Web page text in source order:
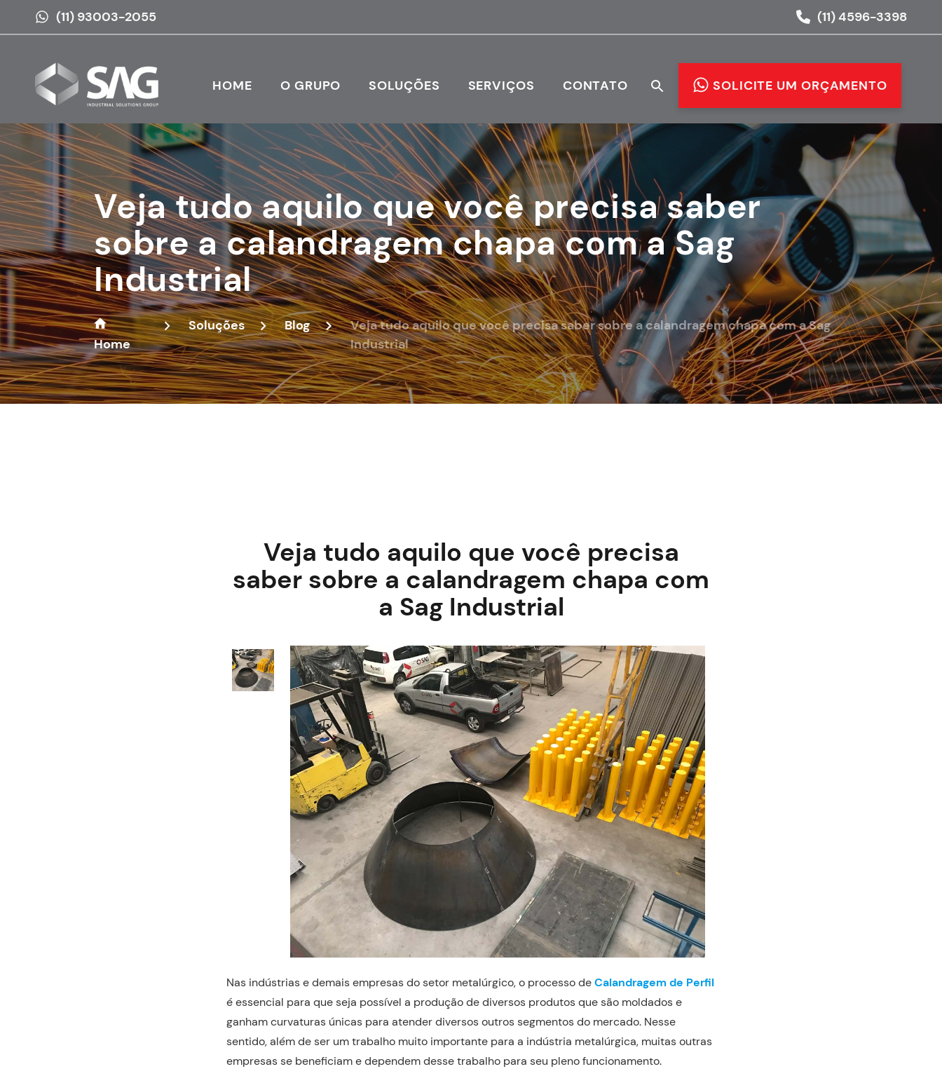
(11) 93003-2055 (11) 4596-3398
HOME O GRUPO SOLUÇÕES SERVIÇOS CONTATO SOLICITE UM ORÇAMENTO
Veja tudo aquilo que você precisa saber
sobre a calandragem chapa com a Sag
Industrial
Home
Soluções Blog
Veja tudo aquilo que você precisa saber sobre a calandragem chapa com a Sag
Industrial
Veja tudo aquilo que você precisa
saber sobre a calandragem chapa com
a Sag Industrial
Nas indústrias e demais empresas do setor metalúrgico, o processo deCalandragem de Perfil
é essencial para que seja possível a produção de diversos produtos que são moldados e
ganham curvaturas únicas para atender diversos outros segmentos do mercado. Nesse
sentido, além de ser um trabalho muito importante para a indústria metalúrgica, muitas outras
empresas se beneficiam e dependem desse trabalho para seu pleno funcionamento.